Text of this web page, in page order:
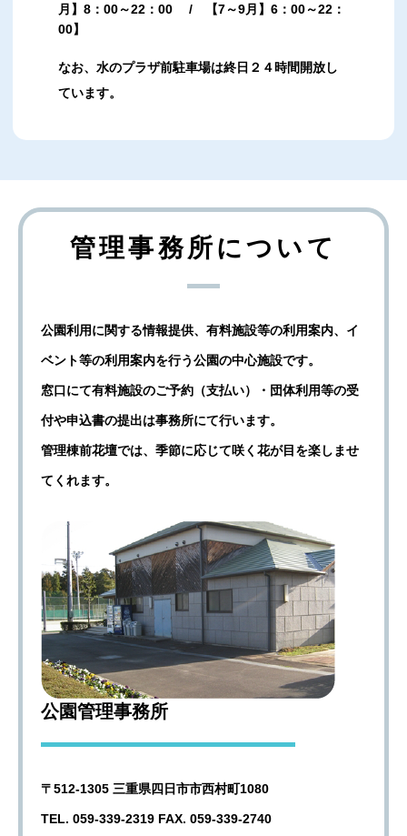
月】8：00～22：00 / 【7～9月】6：00～22：
00】
なお、水のプラザ前駐車場は終日２４時間開放し
ています。
管理事務所について
公園利用に関する情報提供、有料施設等の利用案内、イ
ベント等の利用案内を行う公園の中心施設です。
窓口にて有料施設のご予約（支払い）・団体利用等の受
付や申込書の提出は事務所にて行います。
管理棟前花壇では、季節に応じて咲く花が目を楽しませ
てくれます。
公園管理事務所
〒512-1305 三重県四日市市西村町1080
TEL. 059-339-2319 FAX. 059-339-2740